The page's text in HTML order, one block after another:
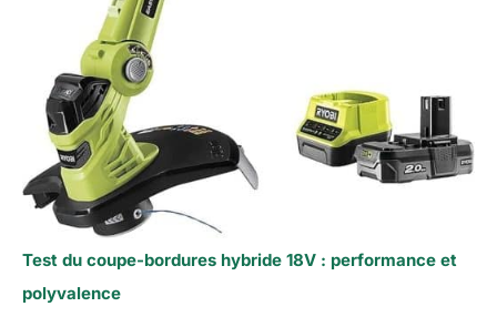
Test du coupe-bordures hybride 18V : performance et
polyvalence